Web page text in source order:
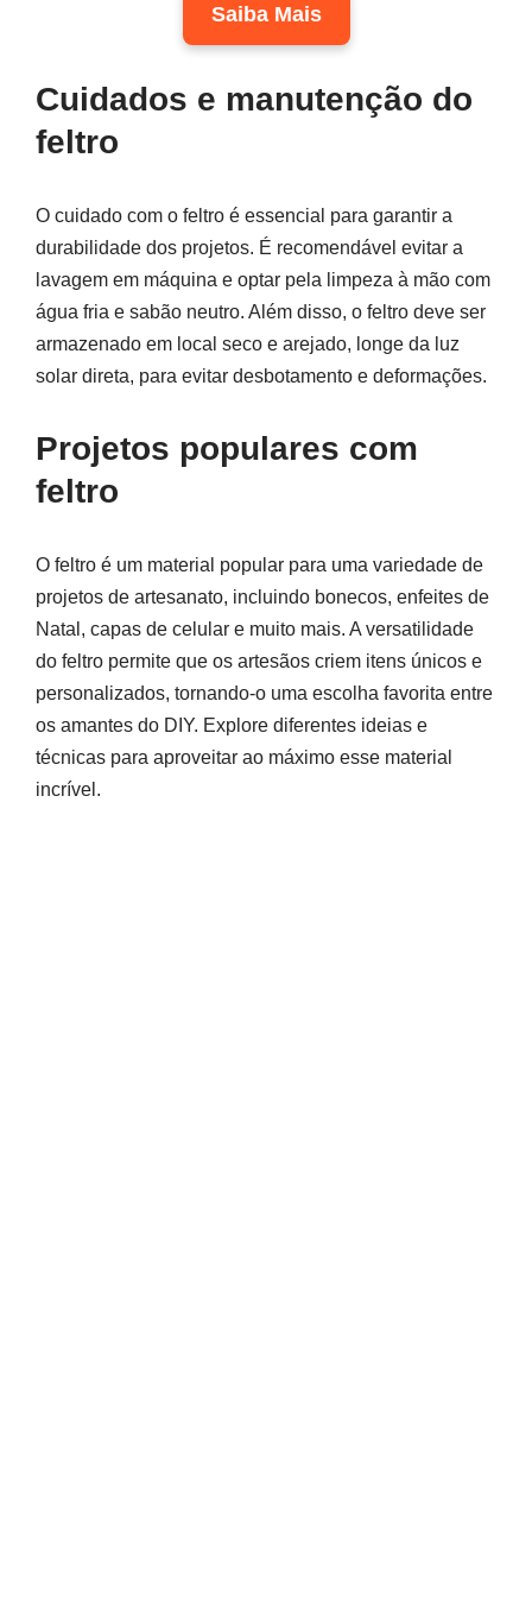
Saiba Mais
Cuidados e manutenção do
feltro
O cuidado com o feltro é essencial para garantir a
durabilidade dos projetos. É recomendável evitar a
lavagem em máquina e optar pela limpeza à mão com
água fria e sabão neutro. Além disso, o feltro deve ser
armazenado em local seco e arejado, longe da luz
solar direta, para evitar desbotamento e deformações.
Projetos populares com
feltro
O feltro é um material popular para uma variedade de
projetos de artesanato, incluindo bonecos, enfeites de
Natal, capas de celular e muito mais. A versatilidade
do feltro permite que os artesãos criem itens únicos e
personalizados, tornando-o uma escolha favorita entre
os amantes do DIY. Explore diferentes ideias e
técnicas para aproveitar ao máximo esse material
incrível.